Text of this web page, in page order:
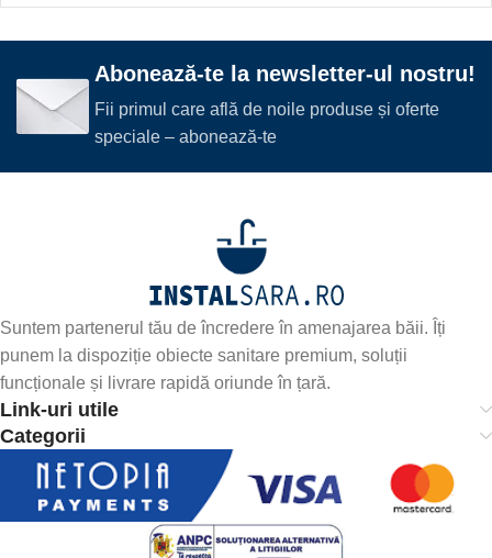
Abonează-te la newsletter-ul nostru!
Fii primul care află de noile produse și oferte
speciale – abonează-te
Suntem partenerul tău de încredere în amenajarea băii. Îți
punem la dispoziție obiecte sanitare premium, soluții
funcționale și livrare rapidă oriunde în țară.
Link-uri utile
Categorii